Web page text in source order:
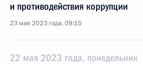
и противодействия коррупции
23 мая 2023 года, 09:15
22 мая 2023 года, понедельник